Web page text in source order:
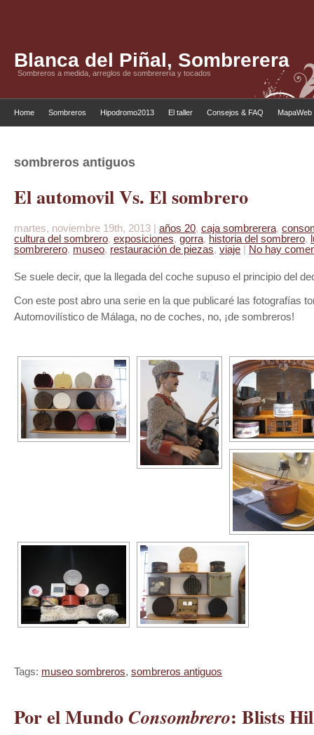
Blanca del Piñal, Sombrerera
Sombreros a medida, arreglos de sombrerería y tocados
Home Sombreros Hipodromo2013 El taller Consejos & FAQ MapaWeb
sombreros antiguos
El automovil Vs. El sombrero
martes, noviembre 19th, 2013 | años 20, caja sombrerera,
cultura del sombrero, exposiciones, gorra, historia del sombrero,
sombrerero, museo, restauración de piezas, viaje | No hay
Se suele decir, que la llegada del coche supuso el principio del
Con este post abro una serie en la que publicaré las fotografías
Automovilístico de Málaga, no de coches, no, ¡de sombreros!
Tags: museo sombreros, sombreros antiguos
Por el MundoConsombrero: Blists